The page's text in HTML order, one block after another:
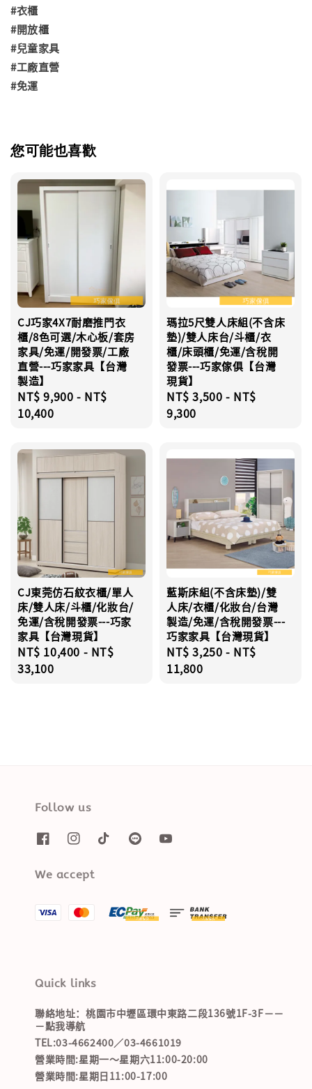
#衣櫃
#開放櫃
#兒童家具
#工廠直營
#免運
您可能也喜歡
CJ巧家4X7耐磨推門衣
櫃/8色可選/木心板/套房
家具/免運/開發票/工廠
直營---巧家家具【台灣
製造】
Regular
price
NT$ 9,900 - NT$
10,400
瑪拉5尺雙人床組(不含床
墊)/雙人床台/斗櫃/衣
櫃/床頭櫃/免運/含稅開
發票---巧家傢俱【台灣
現貨】
Regular
price
NT$ 3,500 - NT$
9,300
CJ東莞仿石紋衣櫃/單人
床/雙人床/斗櫃/化妝台/
免運/含稅開發票---巧家
家具【台灣現貨】
Regular
price
NT$ 10,400 - NT$
33,100
藍斯床組(不含床墊)/雙
人床/衣櫃/化妝台/台灣
製造/免運/含稅開發票---
巧家家具【台灣現貨】
Regular
price
NT$ 3,250 - NT$
11,800
Follow us
We accept
Quick links
聯絡地址：桃園市中壢區環中東路二段136號1F-3F－－
－點我導航
TEL:03-4662400／03-4661019
營業時間:星期一～星期六11:00-20:00
營業時間:星期日11:00-17:00